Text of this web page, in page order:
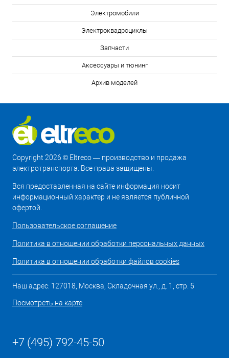
Электромобили
Электроквадроциклы
Запчасти
Аксессуары и тюнинг
Архив моделей
Copyright 2026 © Eltreco — производство и продажа
электротранспорта. Все права защищены.
Вся предоставленная на сайте информация носит
информационный характер и не является публичной
офертой.
Пользовательское соглашение
Политика в отношении обработки персональных данных
Политика в отношении обработки файлов cookies
Наш адрес: 127018, Москва, Складочная ул., д. 1, стр. 5
Посмотреть на карте
+7 (495) 792-45-50